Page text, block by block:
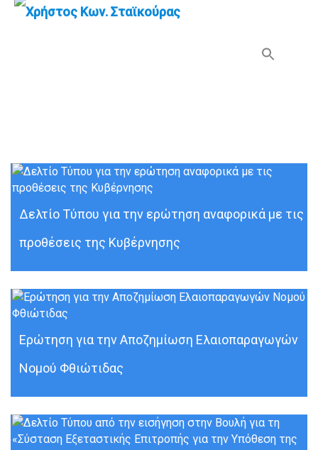
Δελτίο Τύπου για την ερώτηση αναφορικά με τις
προθέσεις της Κυβέρνησης
Ερώτηση για την Αποζημίωση Ελαιοπαραγωγών
Νομού Φθιώτιδας